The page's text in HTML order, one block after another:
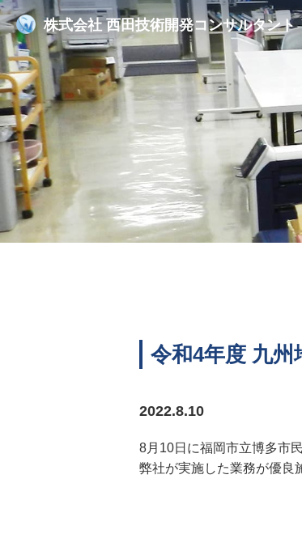
株式会社西田技術開発コンサルタント
令和4年度 九州
2022.8.10
8月10日に福岡市立博多市
弊社が実施した業務が優良